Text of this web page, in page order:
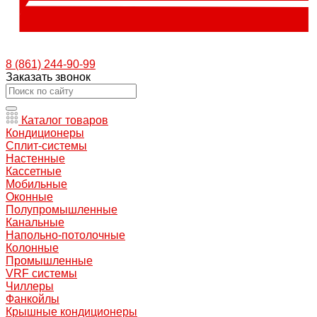
8 (861) 244-90-99
Заказать звонок
Каталог товаров
Кондиционеры
Сплит-системы
Настенные
Кассетные
Мобильные
Оконные
Полупромышленные
Канальные
Напольно-потолочные
Колонные
Промышленные
VRF системы
Чиллеры
Фанкойлы
Крышные кондиционеры